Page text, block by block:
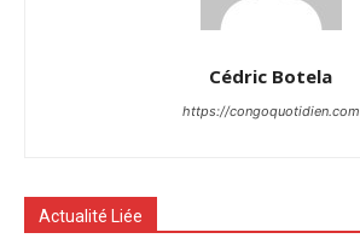
Cédric Botela
https://congoquotidien.com
Actualité Liée